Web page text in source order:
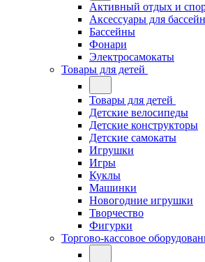
Активный отдых и
Аксессуары для
Бассейны
Фонари
Электросамокаты
Товары для детей
Товары для детей
Детские велосипеды
Детские конструкторы
Детские самокаты
Игрушки
Игры
Куклы
Машинки
Новогодние игрушки
Творчество
Фигурки
Торгово-кассовое